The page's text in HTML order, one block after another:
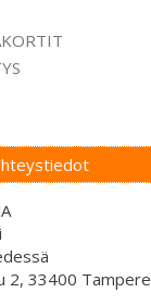
2, 33400 Tampere